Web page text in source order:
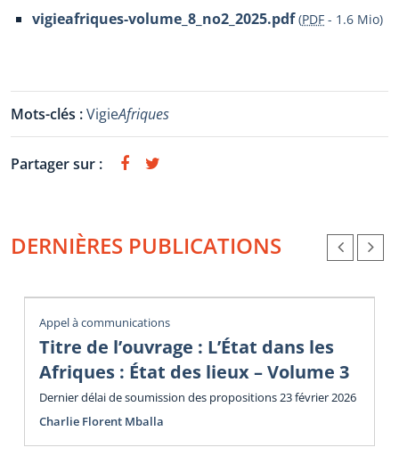
vigieafriques-volume_8_no2_2025.pdf (PDF - 1.6 Mio)
Mots-clés :VigieAfriques
Partager sur :
DERNIÈRES PUBLICATIONS
Appel à communications
Titre de l’ouvrage : L’État dans les
Afriques : État des lieux – Volume 3
Dernier délai de soumission des propositions 23 février 2026
Charlie Florent Mballa